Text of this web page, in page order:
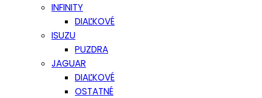
INFINITY
DIAĽKOVÉ
ISUZU
PUZDRA
JAGUAR
DIAĽKOVÉ
OSTATNÉ